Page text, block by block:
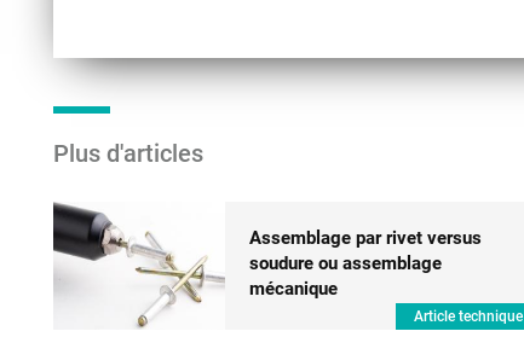
Plus d'articles
Assemblage par rivet versus
soudure ou assemblage
mécanique
Article technique